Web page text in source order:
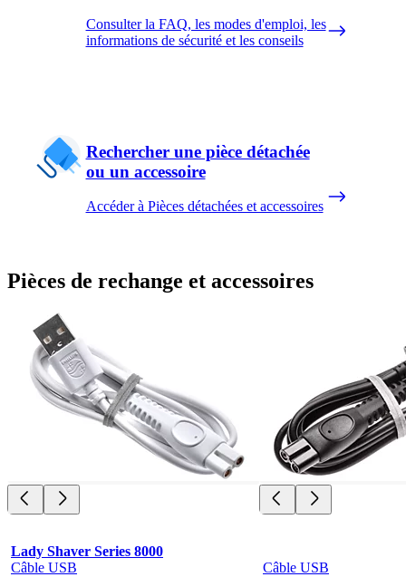
Consulter la FAQ, les modes d'emploi, les
informations de sécurité et les conseils
Rechercher une pièce détachée
ou un accessoire
Accéder à Pièces détachées et accessoires
Pièces de rechange et accessoires
Lady Shaver Series 8000
Câble USB
Câble USB